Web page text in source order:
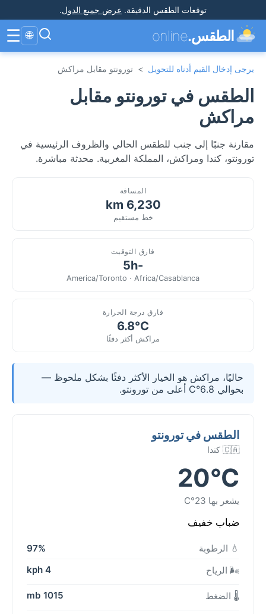
توقعات الطقس الدقيقة. عرض جميع الدول.
الطقس.online
🌐
☰
يرجى إدخال القيم أدناه للتحويل > تورونتو مقابل مراكش
الطقس في تورونتو مقابل
مراكش
مقارنة جنبًا إلى جنب للطقس الحالي والظروف الرئيسية في
تورونتو، كندا ومراكش، المملكة المغربية. محدثة مباشرة.
المسافة
6,230 km
خط مستقيم
فارق التوقيت
-5h
America/Toronto · Africa/Casablanca
فارق درجة الحرارة
6.8°C
مراكش أكثر دفئًا
حاليًا، مراكش هو الخيار الأكثر دفئًا بشكل ملحوظ —
بحوالي 6.8°C أعلى من تورونتو.
الطقس في تورونتو
🇨🇦 كندا
20°C
يشعر بها 23°C
ضباب خفيف
💧 الرطوبة
97%
🌬️ الرياح
4 kph
🌡️ الضغط 1015 mb